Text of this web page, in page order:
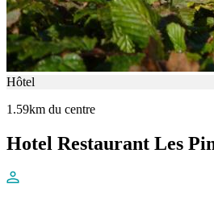
Hôtel
1.59km du centre
Hotel Restaurant Les